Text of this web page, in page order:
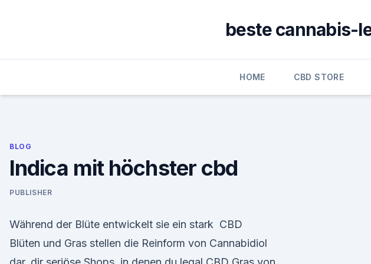
beste cannabis-
HOME CBD STORE
BLOG
Indica mit höchster cbd
PUBLISHER
Während der Blüte entwickelt sie ein stark CBD
Blüten und Gras stellen die Reinform von Cannabidiol